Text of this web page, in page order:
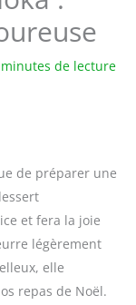
de lecture
de préparer une
et fera la joie
légèrement
elle
repas de Noël.